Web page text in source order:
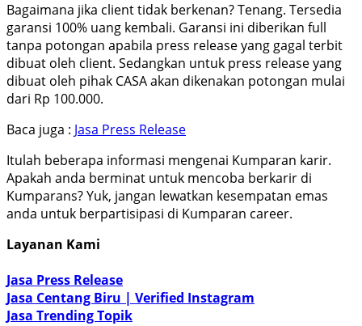
Bagaimana jika client tidak berkenan? Tenang. Tersedia
garansi 100% uang kembali. Garansi ini diberikan full
tanpa potongan apabila press release yang gagal terbit
dibuat oleh client. Sedangkan untuk press release yang
dibuat oleh pihak CASA akan dikenakan potongan mulai
dari Rp 100.000.
Baca juga : Jasa Press Release
Itulah beberapa informasi mengenai Kumparan karir.
Apakah anda berminat untuk mencoba berkarir di
Kumparans? Yuk, jangan lewatkan kesempatan emas
anda untuk berpartisipasi di Kumparan career.
Layanan Kami
Jasa Press Release
Jasa Centang Biru | Verified Instagram
Jasa Trending Topik